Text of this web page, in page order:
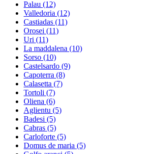
Palau (12)
Valledoria (12)
Castiadas (11)
Orosei (11)
Uri (11)
La maddalena (10)
Sorso (10)
Castelsardo (9)
Capoterra (8)
Calasetta (7)
Tortoli (7)
Oliena (6)
Aglientu (5)
Badesi (5)
Cabras (5)
Carloforte (5)
Domus de maria (5)